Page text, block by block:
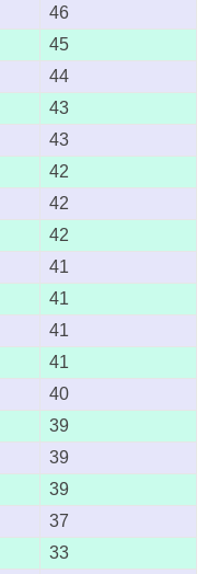
46
45
44
43
43
42
42
42
41
41
41
41
40
39
39
39
37
33